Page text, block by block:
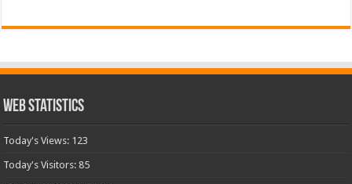
Web Statistics
Today's Views: 123
Today's Visitors:85